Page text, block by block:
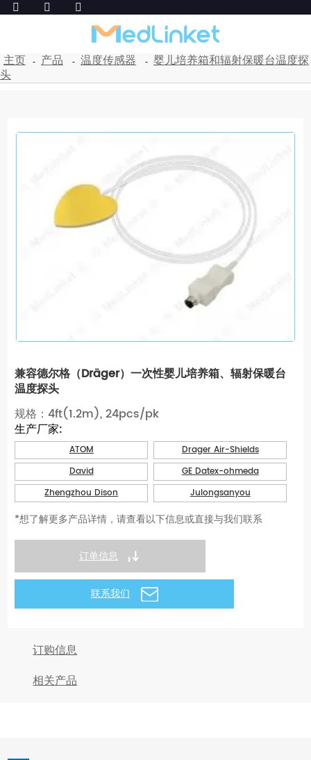
主页 产品 温度传感器
婴儿培养箱和辐射保暖台温度探
头
兼容德尔格（Dräger）一次性婴儿培养箱、辐射保暖台
温度探头
规格：4ft(1.2m), 24pcs/pk
生产厂家:
ATOM
Drager Air-Shields
David
GE Datex-ohmeda
Zhengzhou Dison
Julongsanyou
*想了解更多产品详情，请查看以下信息或直接与我们联系
订单信息
联系我们
订购信息
相关产品